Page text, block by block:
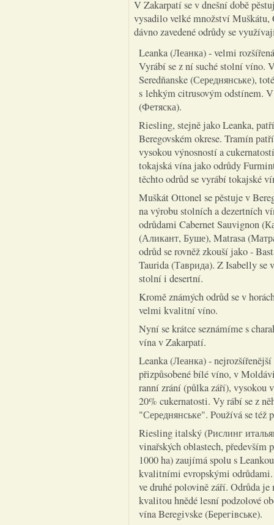
V Zakarpatí se v dnešní době
vysadilo velké množství Muškátu,
dávno zavedené odrůdy se
Leanka (Леанка) - velmi
Vyrábí se z ní suché stolní víno.
Seredňanske (Середнянське),
s lehkým citrusovým odstínem.
(Фетяска).
Riesling, stejně jako Leanka,
Beregovském okrese. Tramín
vysokou výnosností a
tokajská vína jako odrůdy
těchto odrůd se vyrábí tokajské
Muškát Ottonel se pěstuje v
na výrobu stolních a dezertních
odrůdami Cabernet Sauvignon
(Аликант, Буше), Matrasa
odrůd se rovněž zkouší jako -
Taurida (Таврида). Z Isabelly
stolní i desertní.
Kromě známých odrůd se v
velmi kvalitní víno.
Nyní se krátce seznámíme s
vína v Zakarpatí.
Leanka (Леанка) -
přizpůsobené bílé víno, v
ranní zrání (půlka září), vysokou
20% cukernatosti. Vy rábí se z
"Середнянське". Používá se též
Riesling italský (Рислинг
vinařských oblastech, především
1000 ha) zaujímá spolu s
kvalitními evropskými odrůdami.
ve druhé polovině září. Odrůda
kvalitou hnědé lesní podzolové
vína Beregivske (Берегiвське).